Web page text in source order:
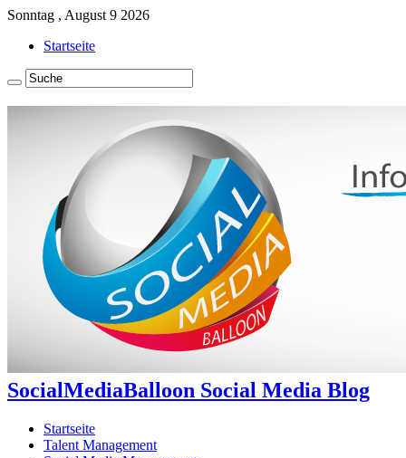
Sonntag , August 9 2026
Startseite
SocialMediaBalloon Social Media Blog
Startseite
Talent Management